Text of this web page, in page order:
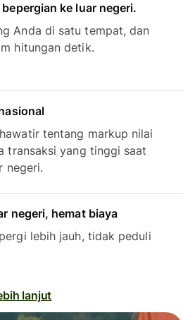
ke luar negeri.
Anda di satu tempat, dan
hitungan detik.
tentang markup nilai
yang tinggi saat
negeri.
negeri, hemat biaya
lebih jauh, tidak peduli
lanjut